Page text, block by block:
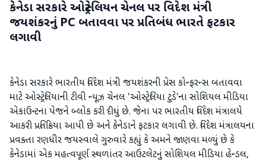
કેનેડા સરકારે ઓસ્ટ્રેલિયન ચેનલ પર વિદેશ મંત્રી
જયશંકરનું PC બતાવવા પર પ્રતિબંધ ભારતે ફટકાર
લગાવી
કેનેડા સરકારે ભારતીય વિદેશ મંત્રી જયશંકરની પ્રેસ કોન્ફરન્સ બતાવવા
માટે ઓસ્ટ્રેલિયાની ટીવી ન્યૂઝ ચેનલ 'ઓસ્ટ્રેલિયા ટુડે'ના સોશિયલ મીડિયા
એકાઉન્ટના પેજને બ્લોક કરી દીધું છે. જેના પર ભારતીય વિદેશ મંત્રાલયે
આકરી પ્રતિક્રિયા આપી છે અને કેનેડાને ફટકાર લગાવી છે. વિદેશ મંત્રાલયના
પ્રવક્તા રણધીર જયસ્વાલે ગુરુવારે કહ્યું કે અમને જાણવા મળ્યું છે કે
કેનેડામાં એક મહત્વપૂર્ણ સ્થળાંતર આઉટલેટનું સોશિયલ મીડિયા હેન્ડલ,